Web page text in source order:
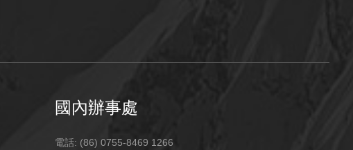
國內辦事處
電話: (86) 0755-8469 1266